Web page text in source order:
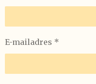
E-mailadres *